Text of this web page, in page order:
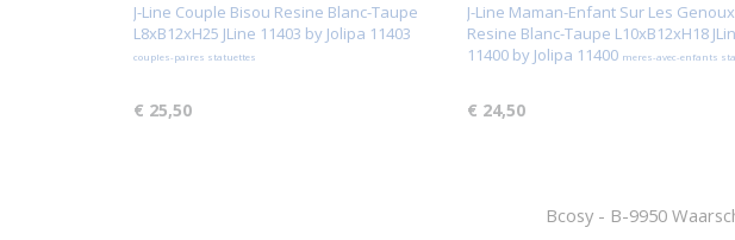
J-Line Couple Bisou Resine Blanc-Taupe
L8xB12xH25 JLine 11403 by Jolipa 11403
couples-paires statuettes
€ 25,50
J-Line Maman-Enfant Sur Les Genoux
Resine Blanc-Taupe L10xB12xH18
11400 by Jolipa 11400 meres-avec-enfants
€ 24,50
Bcosy - B-9950